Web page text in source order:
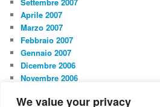
We value your privacy
Aprile 2007
Marzo 2007
Febbraio 2007
Gennaio 2007
Dicembre 2006
Novembre 2006